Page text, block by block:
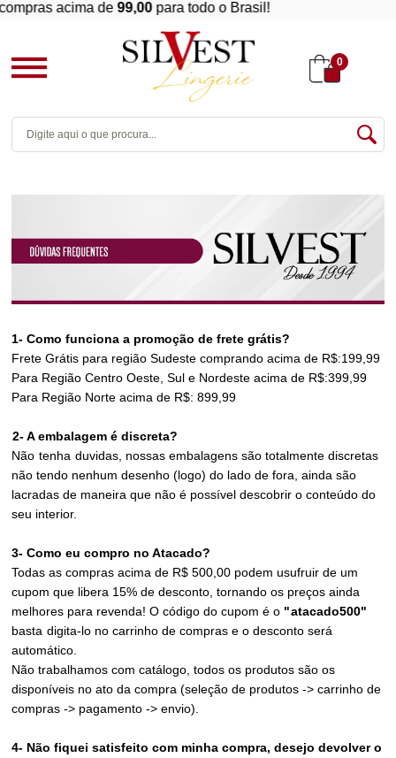
acima de99,00para todo o Brasil!
0
1- Como funciona a promoção de frete grátis?
Frete Grátis para região Sudeste comprando acima de R$:199,99
Para Região Centro Oeste, Sul e Nordeste acima de R$:399,99
Para Região Norte acima de R$: 899,99
2- Aembalagem é discreta?
Não tenha duvidas , nossas embalagens são totalmente discretas
não tendo nenhum desenho (logo) do lado de fora, ainda são
lacradas de maneira que não é possível descobrir o conteúdo do
seu interior.
3- Como eu compro no Atacado?
Todas as compras acima de R$ 500,00 podem usufruir de um
cupom que libera 15% de desconto, tornando os preços ainda
melhores para revenda! O código do cupom é o "atacado500"
basta digita-lo no carrinho de compras e o desconto será
automático.
Não trabalhamos com catálogo, todos os produtos são os
disponíveis no ato da compra (seleção de produtos -> carrinho de
compras -> pagamento -> envio).
4- Não fiquei satisfeito com minha compra, desejo devolver o